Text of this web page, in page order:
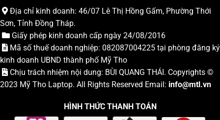
Địa chỉ kinh doanh: 46/07 Lê Thị Hồng Gấm, Phường Thới
Sơn, Tỉnh Đồng Tháp.
Giấy phép kinh doanh cấp ngày 24/08/2016
Mã số thuế doanh nghiệp: 082087004225 tại phòng đăng ký
kinh doanh UBND thành phố Mỹ Tho
Chịu trách nhiệm nội dung: BÙI QUANG THÁI. Copyrights ©
2023 Mỹ Tho Laptop. All Rights Reserved Email: info@mtl.vn
HÌNH THỨC THANH TOÁN